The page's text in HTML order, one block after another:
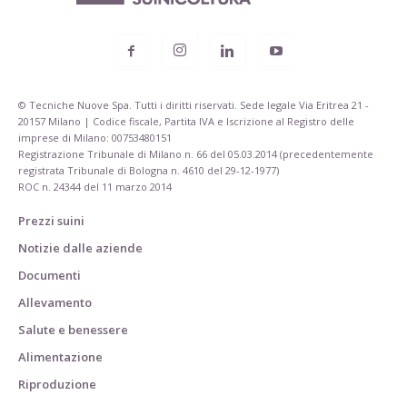
© Tecniche Nuove Spa. Tutti i diritti riservati. Sede legale Via Eritrea 21 -
20157 Milano | Codice fiscale, Partita IVA e Iscrizione al Registro delle
imprese di Milano: 00753480151
Registrazione Tribunale di Milano n. 66 del 05.03.2014 (precedentemente
registrata Tribunale di Bologna n. 4610 del 29-12-1977)
ROC n. 24344 del 11 marzo 2014
Prezzi suini
Notizie dalle aziende
Documenti
Allevamento
Salute e benessere
Alimentazione
Riproduzione